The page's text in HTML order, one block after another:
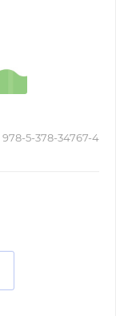
978-5-378-34767-4